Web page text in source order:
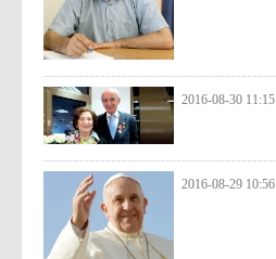
2016-08-30 11:15
2016-08-29 10:56